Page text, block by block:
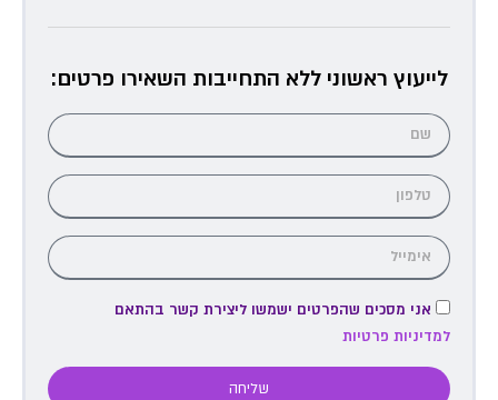
לייעוץ ראשוני ללא התחייבות השאירו פרטים:
אני מסכים שהפרטים ישמשו ליצירת קשר בהתאם
למדיניות פרטיות
שליחה